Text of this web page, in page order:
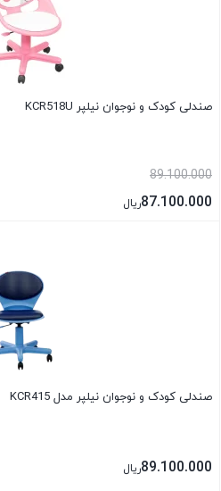
صندلی کودک و نوجوان نیلپر KCR518U
89.100.000
87.100.000ریال
صندلی کودک و نوجوان نیلپر مدل KCR415
89.100.000ریال